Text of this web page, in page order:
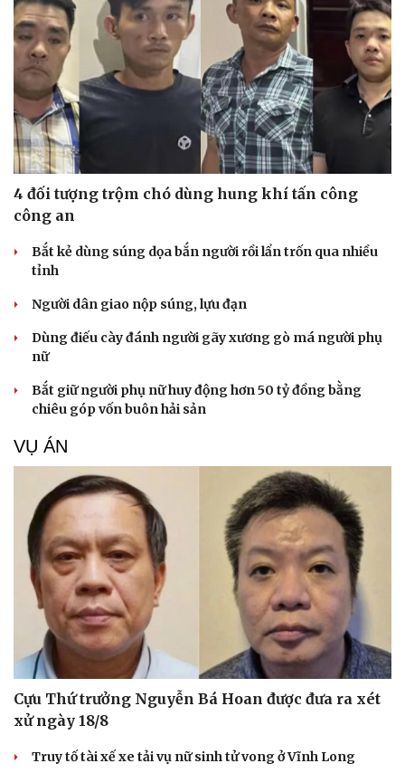
Du lịch
Tư vấn
Săn Tour
check-in
Podcast
Câu chuyện thời sự
Đọc truyện đêm khuya
Cửa sổ tình yêu
Kể chuyện cho bé
Hạt giống tâm hồn
4 đối tượng trộm chó dùng hung khí tấn công
công an
Bắt kẻ dùng súng dọa bắn người rồi lẩn trốn qua nhiều
tỉnh
Người dân giao nộp súng, lựu đạn
Dùng điếu cày đánh người gãy xương gò má người phụ
nữ
Bắt giữ người phụ nữ huy động hơn 50 tỷ đồng bằng
chiêu góp vốn buôn hải sản
VỤ ÁN
Cựu Thứ trưởng Nguyễn Bá Hoan được đưa ra xét
xử ngày 18/8
Truy tố tài xế xe tải vụ nữ sinh tử vong ở Vĩnh Long